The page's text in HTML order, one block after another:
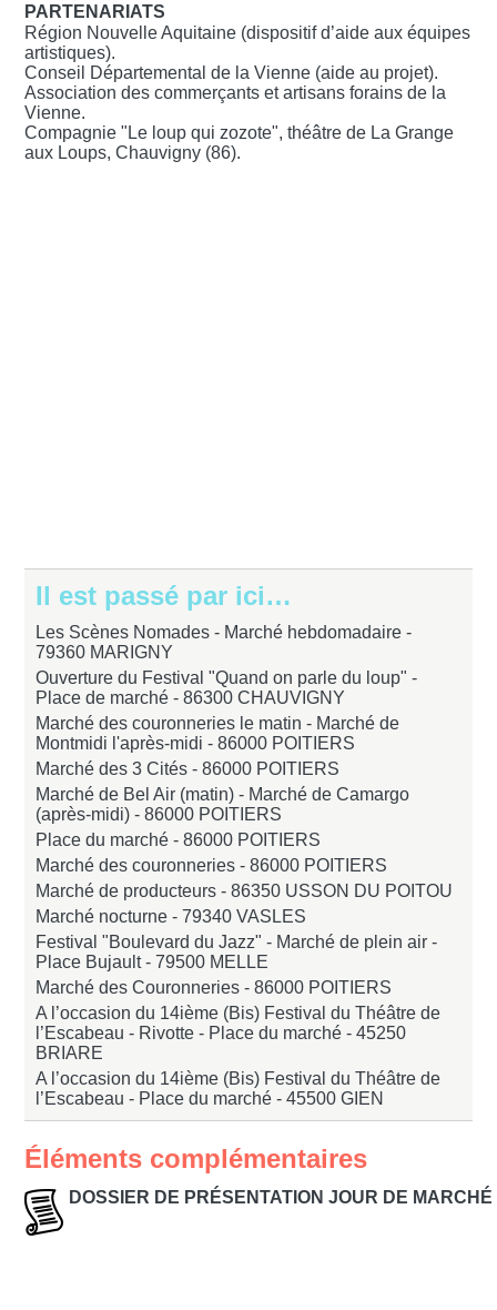
PARTENARIATS
Région Nouvelle Aquitaine (dispositif d’aide aux équipes
artistiques).
Conseil Départemental de la Vienne (aide au projet).
Association des commerçants et artisans forains de la
Vienne.
Compagnie "Le loup qui zozote", théâtre de La Grange
aux Loups, Chauvigny (86).
Il est passé par ici…
Les Scènes Nomades - Marché hebdomadaire -
79360 MARIGNY
Ouverture du Festival "Quand on parle du loup" -
Place de marché -86300 CHAUVIGNY
Marché des couronneries le matin - Marché de
Montmidi l'après-midi -86000 POITIERS
Marché des 3 Cités -86000 POITIERS
Marché de Bel Air (matin) - Marché de Camargo
(après-midi) -86000 POITIERS
Place du marché -86000 POITIERS
Marché des couronneries -86000 POITIERS
Marché de producteurs -86350 USSON DU POITOU
Marché nocturne -79340 VASLES
Festival "Boulevard du Jazz" - Marché de plein air -
Place Bujault -79500 MELLE
Marché des Couronneries -86000 POITIERS
A l’occasion du 14ième (Bis) Festival du Théâtre de
l’Escabeau - Rivotte - Place du marché -45250
BRIARE
A l’occasion du 14ième (Bis) Festival du Théâtre de
l’Escabeau - Place du marché -45500 GIEN
Éléments complémentaires
DOSSIER DE PRÉSENTATION JOUR DE MARCHÉ